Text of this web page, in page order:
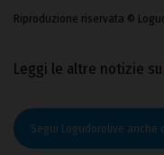
Riproduzione riservata ©
Leggi le altre notizie su
Segui Logudorolive anche